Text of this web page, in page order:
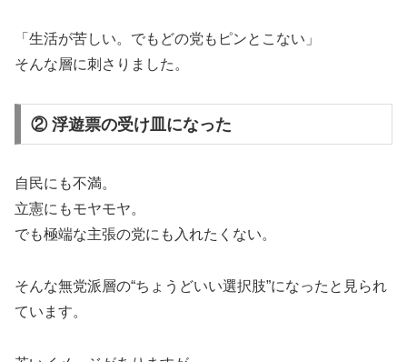
「生活が苦しい。でもどの党もピンとこない」
そんな層に刺さりました。
② 浮遊票の受け皿になった
自民にも不満。
立憲にもモヤモヤ。
でも極端な主張の党にも入れたくない。
そんな無党派層の“ちょうどいい選択肢”になったと見られ
ています。